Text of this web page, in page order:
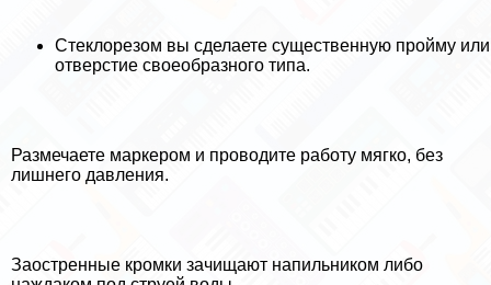
Стеклорезом вы сделаете существенную пройму или
отверстие своеобразного типа.
Размечаете маркером и проводите работу мягко, без
лишнего давления.
Заостренные кромки зачищают напильником либо